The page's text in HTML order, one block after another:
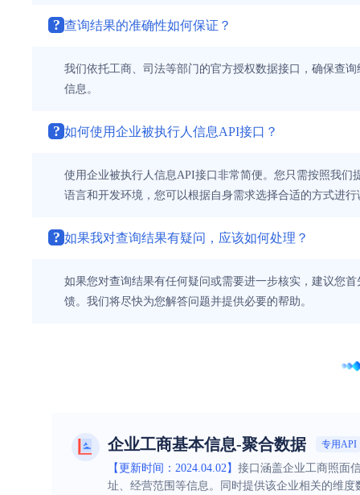
? 查询结果的准确性如何保证？
我们依托工商、司法等部门的官方授权数据接口，确保查
信息。
? 如何使用企业被执行人信息API接口？
使用企业被执行人信息API接口非常简便。您只需按照我
语言和开发环境，您可以根据自身需求选择合适的方式进行
? 如果我对查询结果有疑问，应该如何处理？
如果您对查询结果有任何疑问或需要进一步核实，建议您
馈。我们将尽快为您解答问题并提供必要的帮助。
企业工商基本信息-聚合数据 专用API
【更新时间：2024.04.02】 接口涵盖企业工商照面
址、经营范围等信息。同时提供该企业相关的维